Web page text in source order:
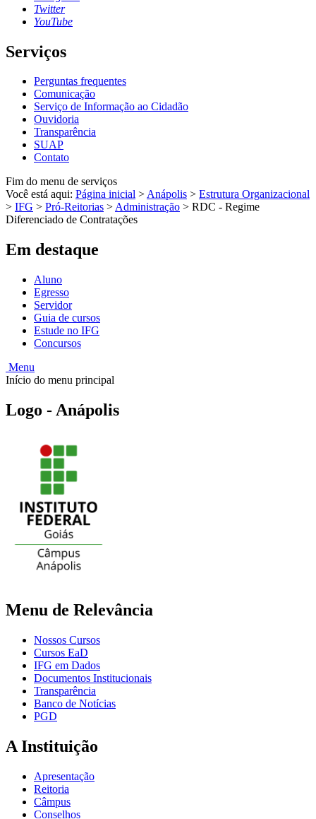
Twitter
YouTube
Serviços
Perguntas frequentes
Comunicação
Serviço de Informação ao Cidadão
Ouvidoria
Transparência
SUAP
Contato
Fim do menu de serviços
Você está aqui: Página inicial >Anápolis > Estrutura Organizacional
> IFG > Pró-Reitorias >Administração > RDC - Regime
Diferenciado de Contratações
Em destaque
Aluno
Egresso
Servidor
Guia de cursos
Estude no IFG
Concursos
Menu
Início do menu principal
Logo - Anápolis
Menu de Relevância
Nossos Cursos
Cursos EaD
IFG em Dados
Documentos Institucionais
Transparência
Banco de Notícias
PGD
A Instituição
Apresentação
Reitoria
Câmpus
Conselhos